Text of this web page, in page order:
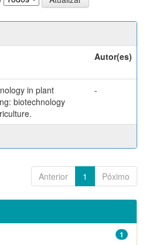
Autor(es)
in plant
biotechnology
-
Anterior 1 Póximo
1